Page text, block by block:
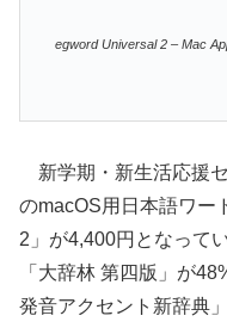
egword Universal 2 – Mac
新学期・新生活応援
のmacOS用日本語ワー
2」が4,400円となって
「大辞林 第四版」が
発音アクセント新辞典